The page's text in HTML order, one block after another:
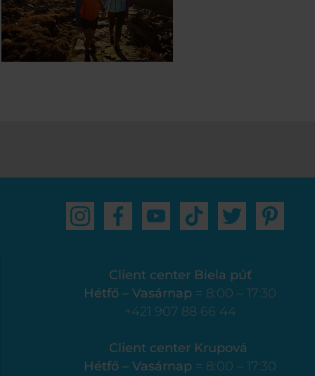
Client center Biela púť
Hétfő – Vasárnap = 8:00 – 17:30
+421 907 88 66 44
Client center Krupová
Hétfő – Vasárnap = 8:00 – 17:30